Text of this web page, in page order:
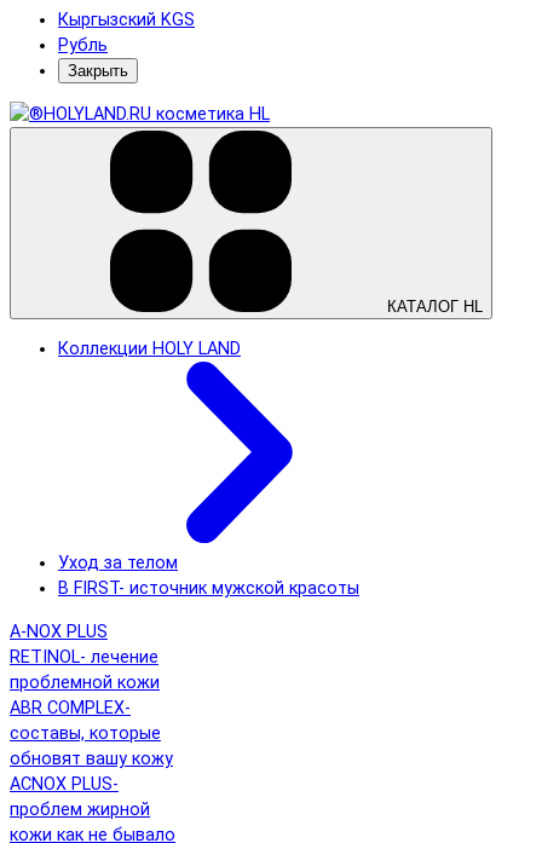
Кыргызский KGS
Рубль
Закрыть
КАТАЛОГ HL
Коллекции HOLY LAND
Уход за телом
B FIRST- источник мужской красоты
A-NOX PLUS
RETINOL- лечение
проблемной кожи
ABR COMPLEX-
составы, которые
обновят вашу кожу
ACNOX PLUS-
проблем жирной
кожи как не бывало